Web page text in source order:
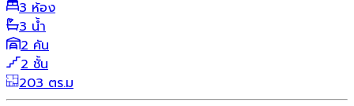
3 ห้อง
3 น้ำ
2 คัน
2 ชั้น
203 ตร.ม